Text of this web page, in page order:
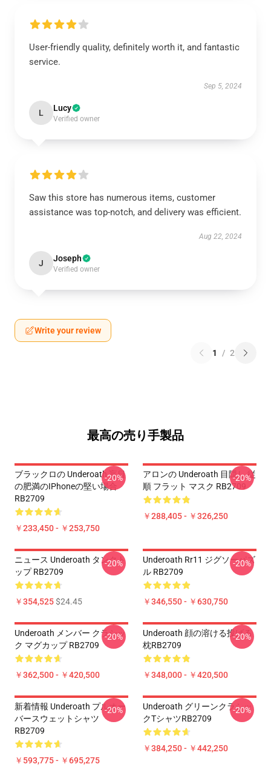
User-friendly quality, definitely worth it, and fantastic
service.
Sep 5, 2024
L Lucy
Verified owner
Saw this store has numerous items, customer
assistance was top-notch, and delivery was efficient.
Aug 22, 2024
J Joseph
Verified owner
Write your review
1 / 2
最高の売り手製品
ブラックロの Underoath 盲目
の肥満のiPhoneの堅い場合
RB2709
￥233,450 - ￥253,750
-20%
アロンの Underoath 目隠し 従
順 フラット マスク RB2709
￥288,405 - ￥326,250
-20%
ニュース Underoath タンクト
ップ RB2709
￥354,525$24.45
-20%
Underoath Rr11 ジグソーパズ
ル RB2709
￥346,550 - ￥630,750
-20%
Underoath メンバー クラシッ
ク マグカップ RB2709
￥362,500 - ￥420,500
-20%
Underoath 顔の溶ける投げる
枕RB2709
￥348,000 - ￥420,500
-20%
新着情報 Underoath プルオー
バースウェットシャツ
RB2709
￥593,775 - ￥695,275
-20%
Underoath グリーンクラシッ
クTシャツRB2709
￥384,250 - ￥442,250
-20%